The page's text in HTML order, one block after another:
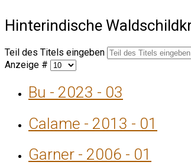
Hinterindische
Teil des Titels eingeben
Anzeige #
Bu - 2023 - 03
Calame - 2013 - 01
Garner - 2006 - 01